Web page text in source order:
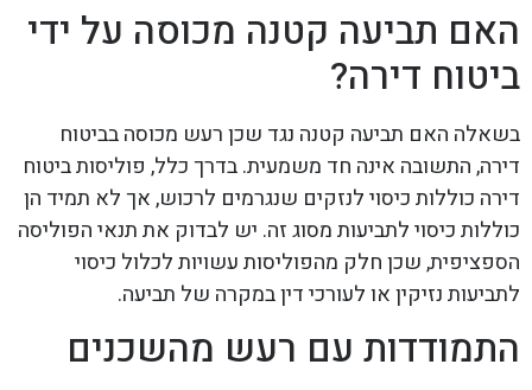
האם תביעה קטנה מכוסה על ידי
ביטוח דירה?
בשאלה האם תביעה קטנה נגד שכן רעש מכוסה בביטוח
דירה, התשובה אינה חד משמעית. בדרך כלל, פוליסות ביטוח
דירה כוללות כיסוי לנזקים שנגרמים לרכוש, אך לא תמיד הן
כוללות כיסוי לתביעות מסוג זה. יש לבדוק את תנאי הפוליסה
הספציפית, שכן חלק מהפוליסות עשויות לכלול כיסוי
לתביעות נזיקין או לעורכי דין במקרה של תביעה.
התמודדות עם רעש מהשכנים